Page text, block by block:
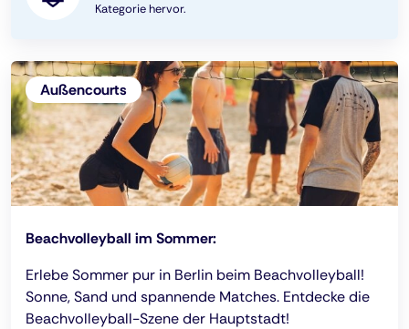
Kategorie hervor.
Außencourts
Beachvolleyball im Sommer:
Erlebe Sommer pur in Berlin beim Beachvolleyball!
Sonne, Sand und spannende Matches. Entdecke die
Beachvolleyball-Szene der Hauptstadt!